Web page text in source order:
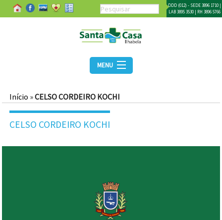
DDD (012) - SEDE 3896 1710 |
LAB 3895 3530 | RH 3896 5766
MENU
Início »CELSO CORDEIRO KOCHI
CELSO CORDEIRO KOCHI